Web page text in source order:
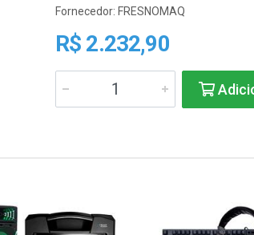
Fornecedor: FRESNOMAQ
R$ 2.232,90